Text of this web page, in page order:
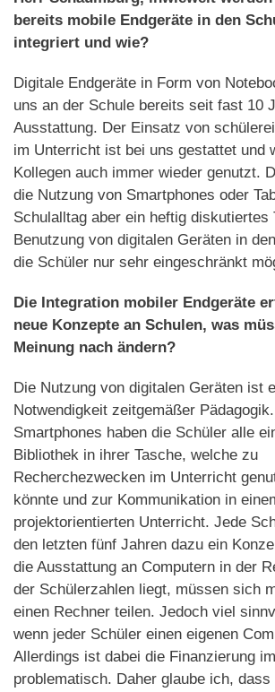
bereits mobile Endgeräte in den
integriert und wie?
Digitale Endgeräte in Form von
uns an der Schule bereits seit fast 10
Ausstattung. Der Einsatz von
im Unterricht ist bei uns gestattet und
Kollegen auch immer wieder genutzt.
die Nutzung von Smartphones oder
Schulalltag aber ein heftig diskutiertes
Benutzung von digitalen Geräten in
die Schüler nur sehr eingeschränkt
Die Integration mobiler Endgeräte
neue Konzepte an Schulen, was
Meinung nach ändern?
Die Nutzung von digitalen Geräten ist
Notwendigkeit zeitgemäßer
Smartphones haben die Schüler alle
Bibliothek in ihrer Tasche, welche zu
Recherchezwecken im Unterricht
könnte und zur Kommunikation in
projektorientierten Unterricht. Jede
den letzten fünf Jahren dazu ein
die Ausstattung an Computern in der
der Schülerzahlen liegt, müssen sich
einen Rechner teilen. Jedoch viel
wenn jeder Schüler einen eigenen
Allerdings ist dabei die Finanzierung
problematisch. Daher glaube ich,